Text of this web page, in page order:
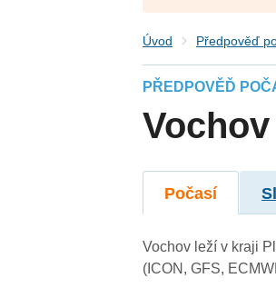
Úvod Předpověď
PŘEDPOVĚĎ
Vochov
Počasí
Vochov leží v kraji
(ICON, GFS,